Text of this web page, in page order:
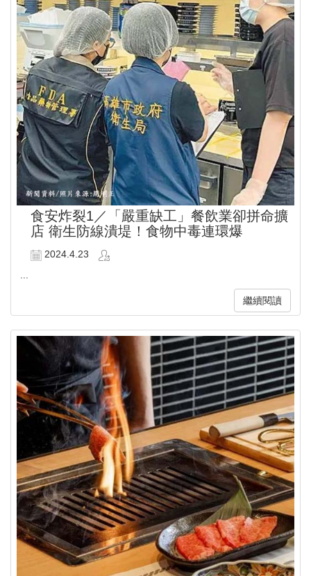
食安炸裂1／「嚴重缺工」餐飲業卻拼命擴
店 衛生防線潰堤！食物中毒連環爆
2024.4.23
...
繼續閱讀